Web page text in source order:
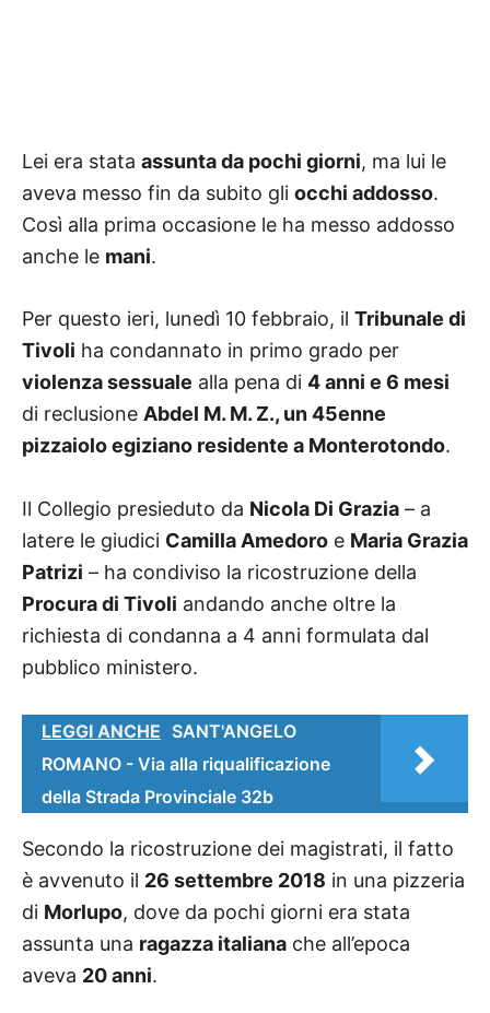
Lei era stata assunta da pochi giorni, ma lui le
aveva messo fin da subito gli occhi addosso.
Così alla prima occasione le ha messo addosso
anche le mani.
Per questo ieri, lunedì 10 febbraio, il Tribunale di
Tivoli ha condannato in primo grado per
violenza sessuale alla pena di 4 anni e 6 mesi
di reclusione Abdel M. M. Z., un 45enne
pizzaiolo egiziano residente a Monterotondo.
Il Collegio presieduto da Nicola Di Grazia – a
latere le giudici Camilla Amedoro e Maria Grazia
Patrizi – ha condiviso la ricostruzione della
Procura di Tivoli andando anche oltre la
richiesta di condanna a 4 anni formulata dal
pubblico ministero.
LEGGI ANCHE SANT'ANGELO
ROMANO - Via alla riqualificazione
della Strada Provinciale 32b
Secondo la ricostruzione dei magistrati, il fatto
è avvenuto il 26 settembre 2018 in una pizzeria
di Morlupo, dove da pochi giorni era stata
assunta una ragazza italiana che all’epoca
aveva 20 anni.